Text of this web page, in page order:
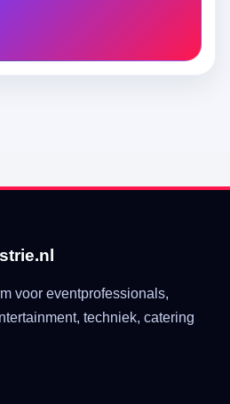
voor eventprofessionals,
techniek, catering